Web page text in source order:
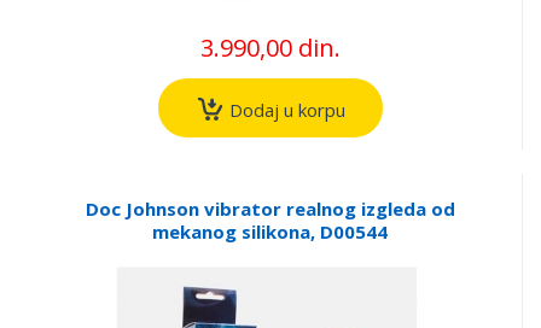
3.990,00 din.
Dodaj u korpu
Doc Johnson vibrator realnog izgleda od
mekanog silikona, D00544